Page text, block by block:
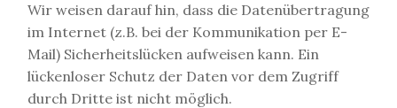
Wir weisen darauf hin, dass die Datenübertragung
im Internet (z.B. bei der Kommunikation per E-
Mail) Sicherheitslücken aufweisen kann. Ein
lückenloser Schutz der Daten vor dem Zugriff
durch Dritte ist nicht möglich.